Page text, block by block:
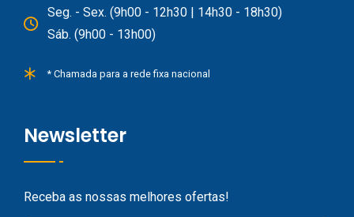
Seg. - Sex. (9h00 - 12h30 | 14h30 - 18h30)
Sáb. (9h00 - 13h00)
* Chamada para a rede fixa nacional
Newsletter
Receba as nossas melhores ofertas!